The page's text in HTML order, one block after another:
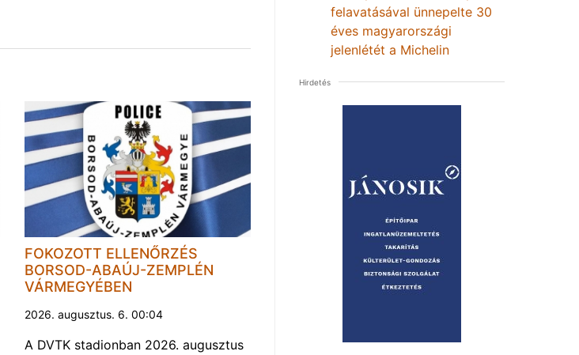
FOKOZOTT ELLENŐRZÉS
BORSOD-ABAÚJ-ZEMPLÉN
VÁRMEGYÉBEN
2026. augusztus. 6. 00:04
A DVTK stadionban 2026. augusztus
felavatásával ünnepelte 30
éves magyarországi
jelenlétét a Michelin
Hirdetés